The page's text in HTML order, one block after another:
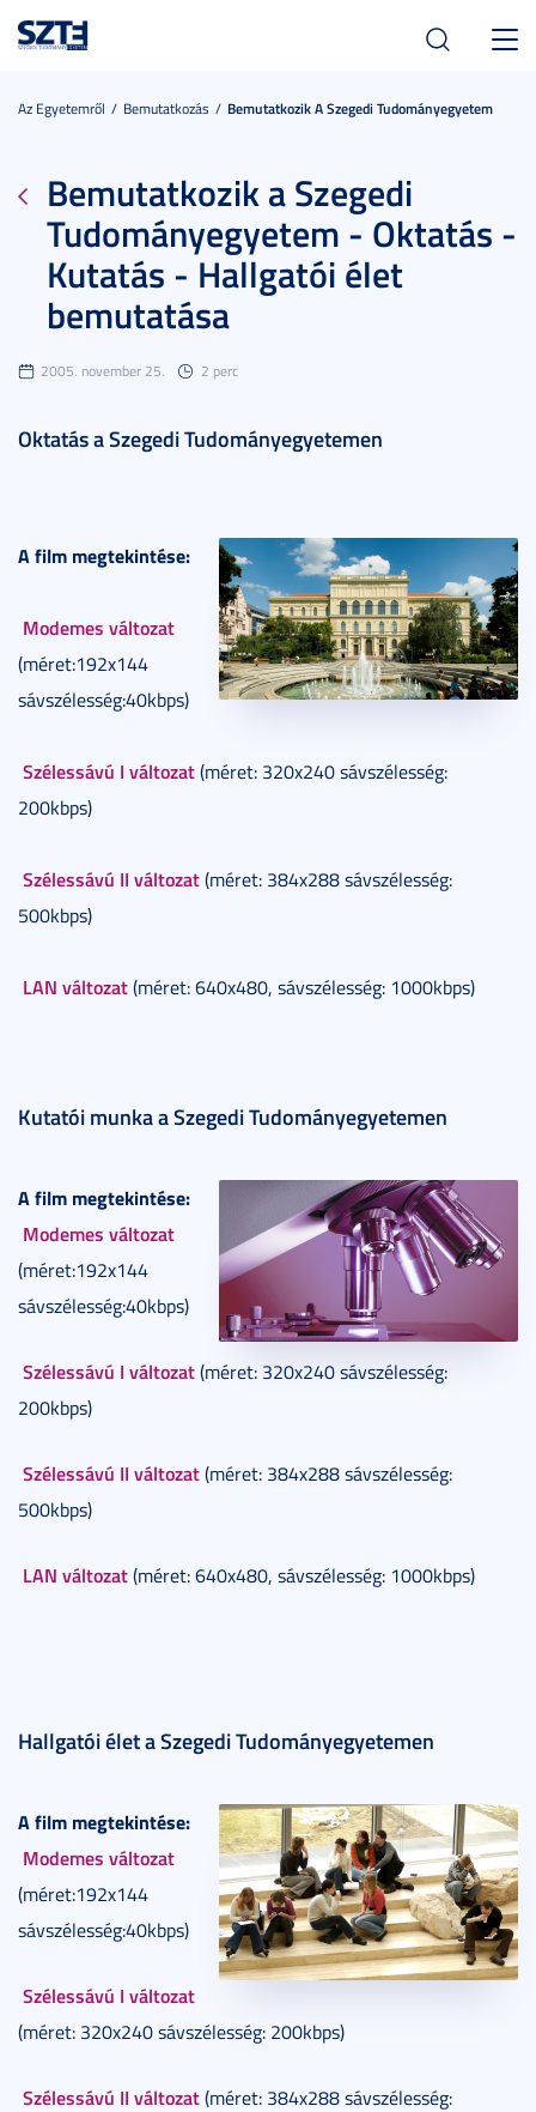
Az Egyetemről Bemutatkozás Bemutatkozik A Szegedi Tudományegyetem
Bemutatkozik a Szegedi
Tudományegyetem - Oktatás -
Kutatás - Hallgatói élet
bemutatása
2005. november 25. 2 perc
Oktatás a Szegedi Tudományegyetemen
A film megtekintése:
Modemes változat
(méret:192x144
sávszélesség:40kbps)
Szélessávú I változat(méret: 320x240 sávszélesség:
200kbps)
Szélessávú II változat(méret: 384x288 sávszélesség:
500kbps)
LAN változat(méret: 640x480, sávszélesség: 1000kbps)
Kutatói munka a Szegedi Tudományegyetemen
A film megtekintése:
Modemes változat
(méret:192x144
sávszélesség:40kbps)
Szélessávú I változat(méret: 320x240 sávszélesség:
200kbps)
Szélessávú II változat(méret: 384x288 sávszélesség:
500kbps)
LAN változat(méret: 640x480, sávszélesség: 1000kbps)
Hallgatói élet a Szegedi Tudományegyetemen
A film megtekintése:
Modemes változat
(méret:192x144
sávszélesség:40kbps)
Szélessávú I változat
(méret: 320x240 sávszélesség: 200kbps)
Szélessávú II változat(méret: 384x288 sávszélesség: